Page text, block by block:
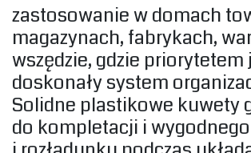
zastosowanie w domach
magazynach, fabrykach,
wszędzie, gdzie priorytetem
doskonały system
Solidne plastikowe kuwety
do kompletacji i